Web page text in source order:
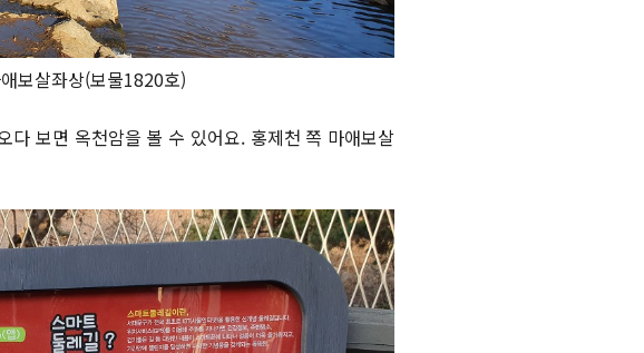
보살좌상(보물1820호)
다 보면 옥천암을 볼 수 있어요. 홍제천 쪽 마애보살